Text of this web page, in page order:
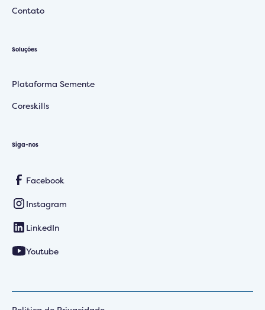
Contato
Soluções
Plataforma Semente
Coreskills
Siga-nos
Facebook
Instagram
LinkedIn
Youtube